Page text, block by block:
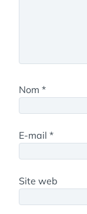
Nom *
E-mail *
Site web